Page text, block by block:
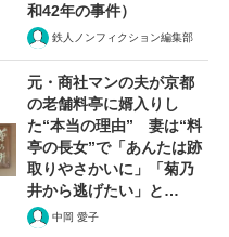
和42年の事件）
鉄人ノンフィクション編集部
元・商社マンの夫が京都
の老舗料亭に婿入りし
た“本当の理由” 妻は“料
亭の長女”で「あんたは跡
取りやさかいに」「菊乃
井から逃げたい」と…
中岡 愛子